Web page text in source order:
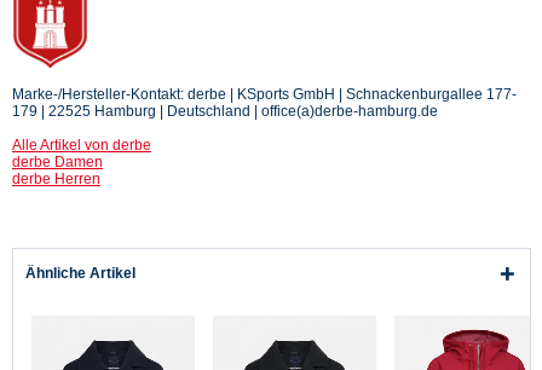
Marke-/Hersteller-Kontakt: derbe | KSports GmbH | Schnackenburgallee 177-
179 | 22525 Hamburg | Deutschland | office(a)derbe-hamburg.de
Alle Artikel von derbe
derbe Damen
derbe Herren
Ähnliche Artikel